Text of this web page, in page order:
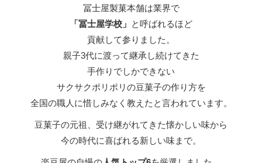
冨士屋製菓本舗は業界で
「冨士屋学校」 と呼ばれるほど
貢献して参りました。
親子3代に渡って継承し続けてきた
手作りでしかできない
サクサクポリポリの豆菓子の作り方を
全国の職人に惜しみなく教えたと言われています。
豆菓子の元祖、受け継がれてきた懐かしい味から
今の時代に喜ばれる新しい味まで。